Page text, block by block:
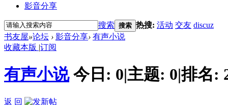
影音分享
搜索 搜索 热搜: 活动 交友 discuz
书友屋»论坛 › 影音分享› 有声小说
收藏本版 |订阅
有声小说 今日: 0|主题: 0|排名:
返 回